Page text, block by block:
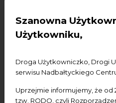
Szanowna
Użytkowniku,
Droga Użytkowniczko, Drogi
serwisu Nadbałtyckiego
Uprzejmie informujemy, że od
tzw. RODO, czyli
15/04/2025
Bałtyk Movie
Nadbałtyckie Centrum